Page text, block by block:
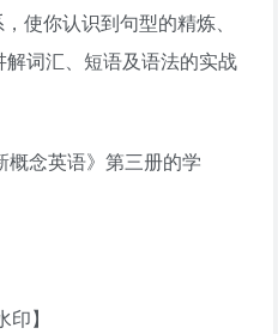
使你认识到句型的精炼、
词汇、短语及语法的实战
念英语》第三册的学
】